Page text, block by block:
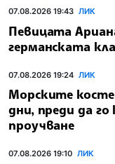
07.08.2026 19:43 ЛИК
Певицата
германската
07.08.2026 19:24 ЛИК
Морските
дни, преди да
проучване
07.08.2026 19:10 ЛИК